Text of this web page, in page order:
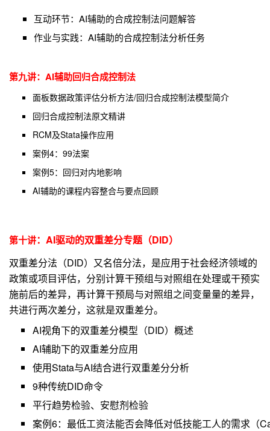
互动环节：AI辅助的合成控制法问题解答
作业与实践：AI辅助的合成控制法分析任务
第九讲：AI辅助回归合成控制法
面板数据政策评估分析方法/回归合成控制法模型简介
回归合成控制法原文精讲
RCM及Stata操作应用
案例4：99法案
案例5：回归对内地影响
AI辅助的课程内容整合与要点回顾
第十讲：AI驱动的双重差分专题（DID）
双重差分法（DID）又名倍分法，是应用于社会经济领域的
政策或项目评估，分别计算干预组与对照组在处理或干预实
施前后的差异，再计算干预局与对照组之间变量量的差异，
共进行两次差分，这就是双重差分。
AI视角下的双重差分模型（DID）概述
AI辅助下的双重差分应用
使用Stata与AI结合进行双重差分分析
9种传统DID命令
平行趋势检验、安慰剂检验
案例6：最低工资法能否会降低对低技能工人的需求（